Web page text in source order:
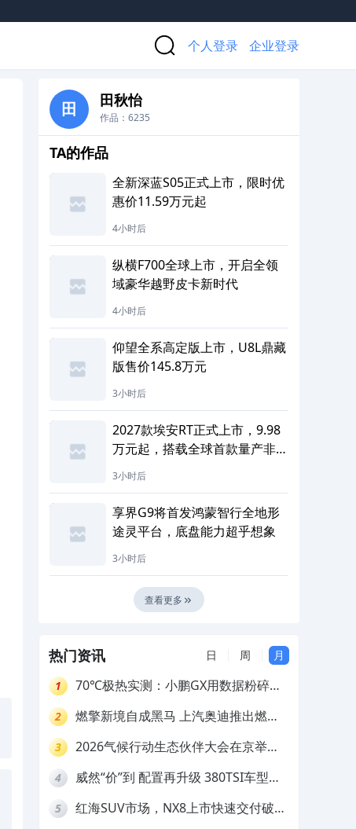
个人登录 企业登录
田 田秋怡
作品：6235
TA的作品
全新深蓝S05正式上市，限时优
惠价11.59万元起
4小时后
纵横F700全球上市，开启全领
域豪华越野皮卡新时代
4小时后
仰望全系高定版上市，U8L鼎藏
版售价145.8万元
3小时后
2027款埃安RT正式上市，9.98
万元起，搭载全球首款量产非晶
电驱
3小时后
享界G9将首发鸿蒙智行全地形
途灵平台，底盘能力超乎想象
3小时后
查看更多
热门资讯 日 周 月
1
70℃极热实测：小鹏GX用数据粉碎参
2
燃擎新境自成黑马 上汽奥迪推出燃油
3
2026气候行动生态伙伴大会在京举
跑者”
4
威然“价”到 配置再升级 380TSI车型限
5
红海SUV市场，NX8上市快速交付破